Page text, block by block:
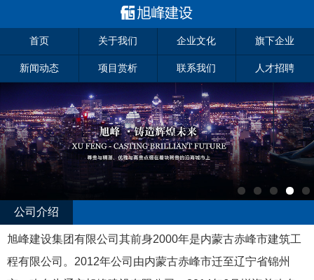
首页 关于我们 企业文化 旗下企业
新闻动态 项目赏析 联系我们 人才招聘
公司介绍
旭峰建设集团有限公司其前身2000年是内蒙古赤峰市建筑工
程有限公司。2012年公司由内蒙古赤峰市迁至辽宁省锦州